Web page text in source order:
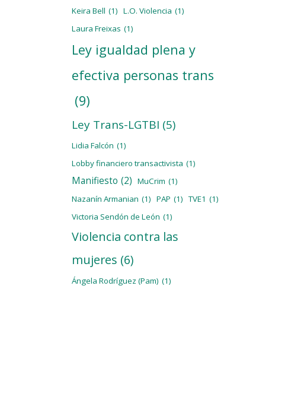
Keira Bell (1) L.O. Violencia (1)
Laura Freixas (1)
Ley igualdad plena y
efectiva personas trans
(9)
Ley Trans-LGTBI (5)
Lidia Falcón (1)
Lobby financiero transactivista (1)
Manifiesto (2) MuCrim (1)
Nazanín Armanian (1) PAP (1) TVE1 (1)
Victoria Sendón de León (1)
Violencia contra las
mujeres (6)
Ángela Rodríguez (Pam) (1)